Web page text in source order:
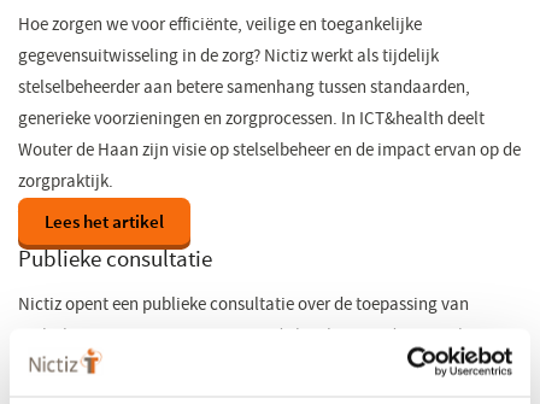
Hoe zorgen we voor efficiënte, veilige en toegankelijke
gegevensuitwisseling in de zorg? Nictiz werkt als tijdelijk
stelselbeheerder aan betere samenhang tussen standaarden,
generieke voorzieningen en zorgprocessen. In ICT&health deelt
Wouter de Haan zijn visie op stelselbeheer en de impact ervan op de
zorgpraktijk.
Lees het artikel
Publieke consultatie
Nictiz opent een publieke consultatie over de toepassing van
Stelselcriteria, een instrument om de kwaliteit en de samenhang
tussen standaarden in gezondheidsinformatiestelsel te bevorderen.